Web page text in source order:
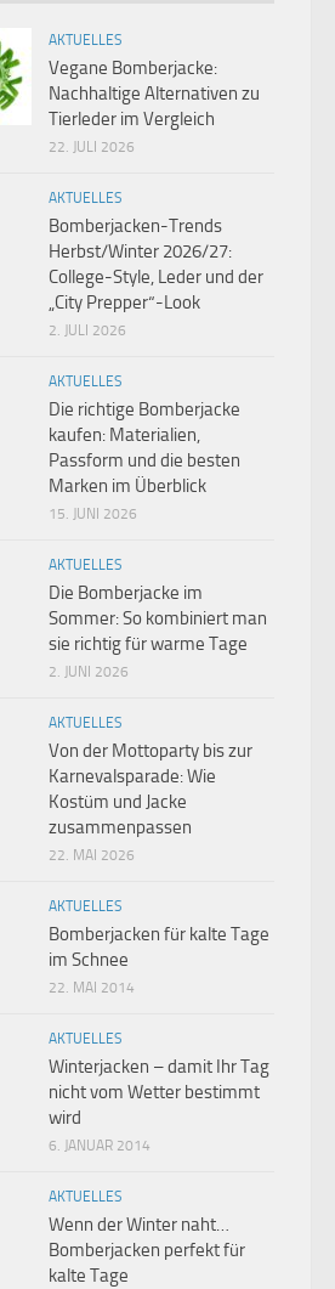
AKTUELLES
Vegane Bomberjacke:
Nachhaltige Alternativen zu
Tierleder im Vergleich
22. JULI 2026
AKTUELLES
Bomberjacken-Trends
Herbst/Winter 2026/27:
College-Style, Leder und der
„City Prepper“-Look
2. JULI 2026
AKTUELLES
Die richtige Bomberjacke
kaufen: Materialien,
Passform und die besten
Marken im Überblick
15. JUNI 2026
AKTUELLES
Die Bomberjacke im
Sommer: So kombiniert man
sie richtig für warme Tage
2. JUNI 2026
AKTUELLES
Von der Mottoparty bis zur
Karnevalsparade: Wie
Kostüm und Jacke
zusammenpassen
22. MAI 2026
AKTUELLES
Bomberjacken für kalte Tage
im Schnee
22. MAI 2014
AKTUELLES
Winterjacken – damit Ihr Tag
nicht vom Wetter bestimmt
wird
6. JANUAR 2014
AKTUELLES
Wenn der Winter naht…
Bomberjacken perfekt für
kalte Tage